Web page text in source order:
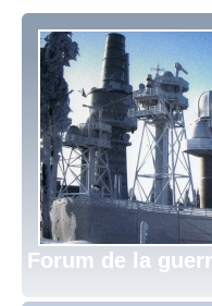
Forum de la